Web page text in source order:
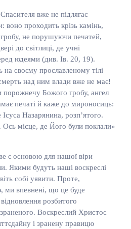
вже не підлягає
воно проходить крізь камінь,
не порушуючи печатей,
до світлиці, де учні
юдеями (див. Ів. 20, 19).
своєму прославленому тілі
над ним влади вже не має!
Божого гробу, ангел
печаті й каже до мироносиць:
Назарянина, розп’ятого.
місце, де Його були поклали»
є основою для нашої віри
Якими будуть наші воскреслі
собі уявити. Проте,
ми впевнені, що це буде
розбитого
Воскреслий Христос
і зранену правицю